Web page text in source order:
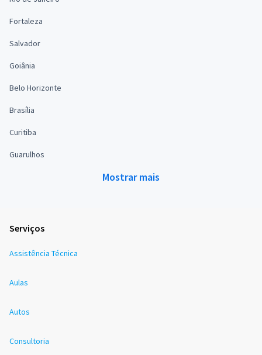
Fortaleza
Salvador
Goiânia
Belo Horizonte
Brasília
Curitiba
Guarulhos
Mostrar mais
Serviços
Assistência Técnica
Aulas
Autos
Consultoria